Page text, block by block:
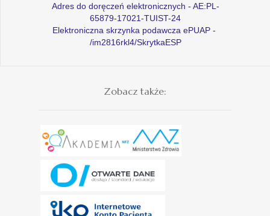
Adres do doręczeń elektronicznych - AE:PL-
65879-17021-TUIST-24
Elektroniczna skrzynka podawcza ePUAP -
/im2816rkl4/SkrytkaESP
Zobacz także: